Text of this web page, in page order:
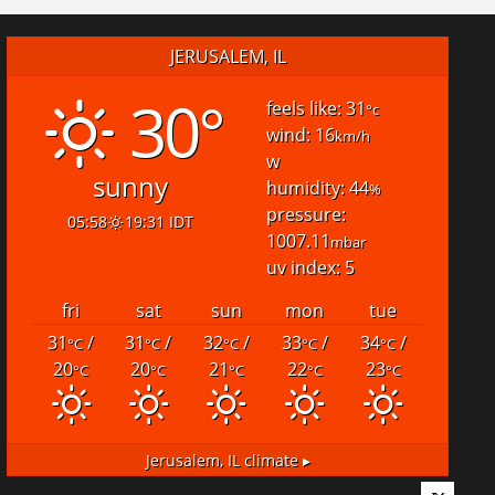
JERUSALEM, IL
30°
sunny
05:58 19:31 IDT
feels like: 31°c
wind: 16km/h
w
humidity: 44%
pressure:
1007.11mbar
uv index: 5
fri
sat sun mon
tue
31°C/
20°C
31°C/
20°C
32°C/
21°C
33°C/
22°C
34°C/
23°C
Jerusalem, IL climate ▸